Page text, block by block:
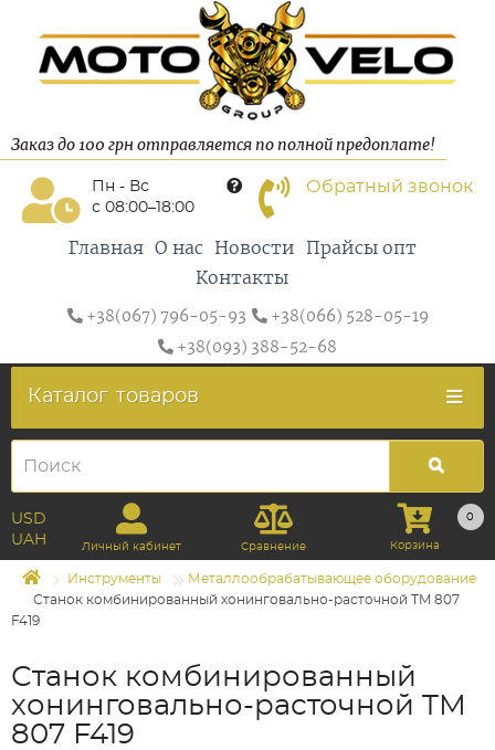
Заказ до 100 грн отправляется по полной предоплате!
Пн - Вс
с 08:00–18:00
Обратный звонок
Главная О нас Новости
Прайсы опт
Контакты
+38(067) 796-05-93
+38(066) 528-05-19
+38(093) 388-52-68
Каталог товаров
USD
UAH
Личный кабинет Сравнение
0
Корзина
Инструменты
Металлообрабатывающее оборудование
Станок комбинированный хонинговально-расточной TM 807
F419
Станок комбинированный
хонинговально-расточной TM
807 F419